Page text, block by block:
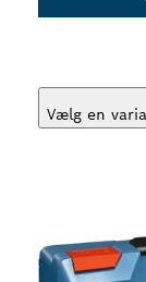
Vælg en